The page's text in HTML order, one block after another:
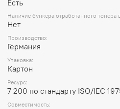
Есть
Наличие бункера отработанного тонера
Нет
Производство:
Германия
Упаковка:
Картон
Ресурс:
7 200 по стандарту ISO/IEC
Совместимость: